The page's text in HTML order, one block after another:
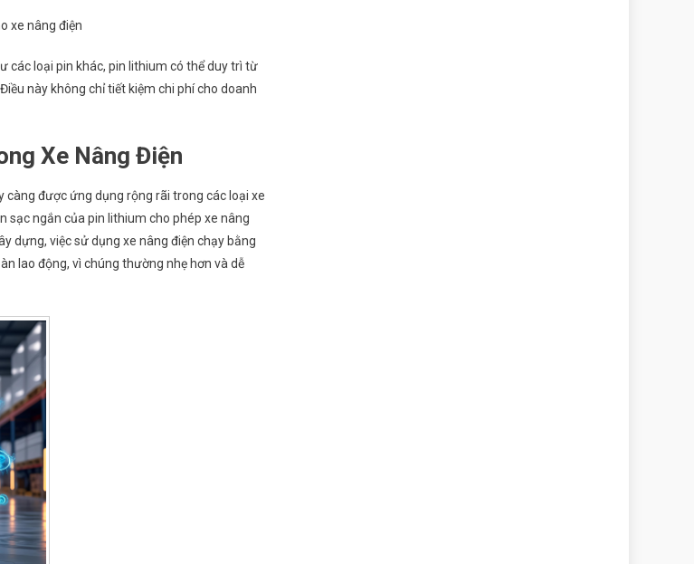
xe nâng điện
các loại pin khác, pin lithium có thể duy trì từ
này không chỉ tiết kiệm chi phí cho doanh
Xe Nâng Điện
được ứng dụng rộng rãi trong các loại xe
sạc ngắn của pin lithium cho phép xe nâng
dựng, việc sử dụng xe nâng điện chạy bằng
lao động, vì chúng thường nhẹ hơn và dễ